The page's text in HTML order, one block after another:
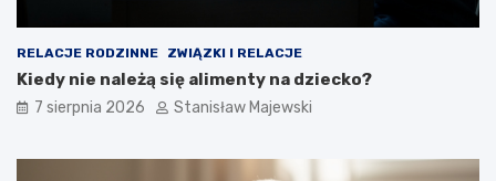
RELACJE RODZINNE ZWIĄZKI I RELACJE
Kiedy nie należą się alimenty na dziecko?
7 sierpnia 2026 Stanisław Majewski